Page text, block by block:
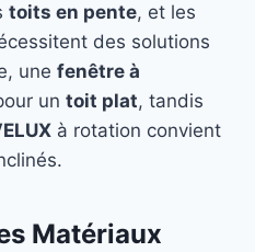
toits en pente, et les
des solutions
une fenêtre à
un toit plat, tandis
à rotation convient
Matériaux